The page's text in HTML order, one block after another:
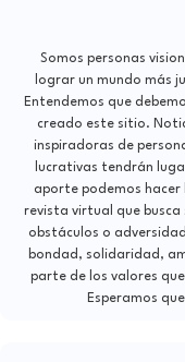
Somos personas
lograr un mundo más
Entendemos que
creado este sitio.
inspiradoras de
lucrativas tendrán
aporte podemos hacer
revista virtual que
obstáculos o
bondad, solidaridad,
parte de los valores
Esperamos